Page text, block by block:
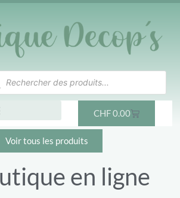
CHF0.00
Voir tous les produits
en ligne